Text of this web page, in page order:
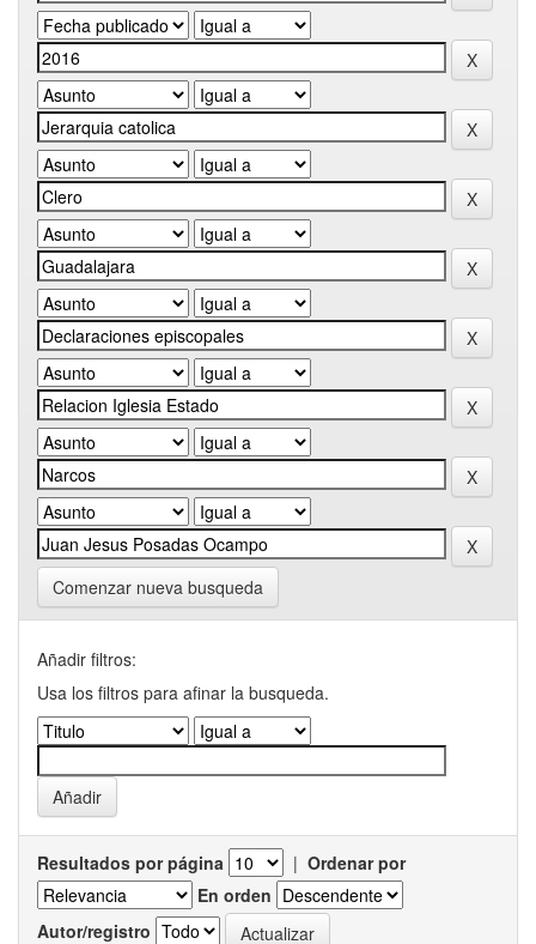
Comenzar nueva busqueda
Añadir filtros:
Usa los filtros para afinar la busqueda.
Resultados por página | Ordenar por
En orden
Autor/registro